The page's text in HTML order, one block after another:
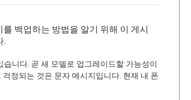
백업하는 방법을 알기 위해 이 게시
.
니다. 곧 새 모델로 업그레이드할 가능성이
정되는 것은 문자 메시지입니다. 현재 내 폰